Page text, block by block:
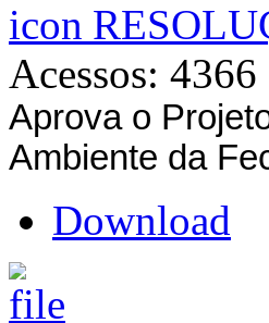
Acessos: 4366
Aprova o
Ambiente da
Download